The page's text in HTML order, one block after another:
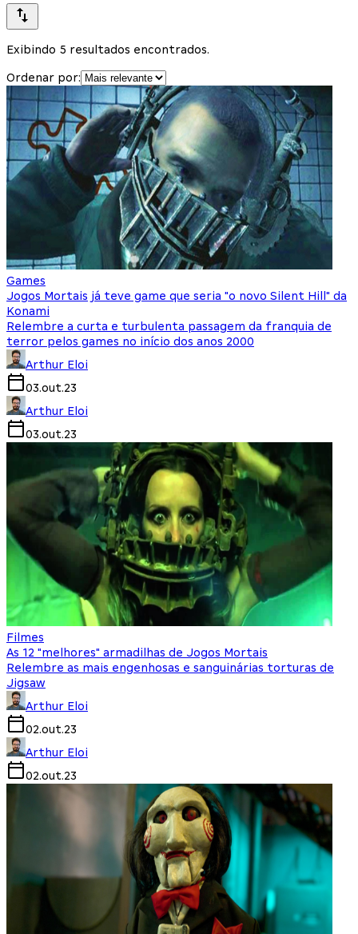
Exibindo 5 resultados encontrados.
Ordenar por:
Games
Jogos Mortais já teve game que seria "o novo Silent Hill" da
Konami
Relembre a curta e turbulenta passagem da franquia de
terror pelos games no início dos anos 2000
Arthur Eloi
03.out.23
Arthur Eloi
03.out.23
Filmes
As 12 "melhores" armadilhas de Jogos Mortais
Relembre as mais engenhosas e sanguinárias torturas de
Jigsaw
Arthur Eloi
02.out.23
Arthur Eloi
02.out.23